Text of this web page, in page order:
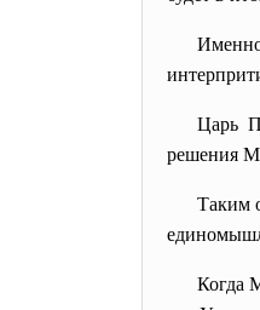
Именно
Царь
решения
Таким
Когда